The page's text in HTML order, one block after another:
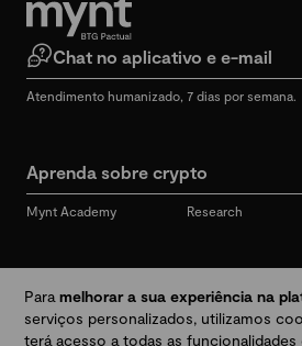
Aprenda sobre crypto
Mynt Academy Research
Chat no aplicativo e e-mail
Atendimento humanizado, 7 dias por semana.
Redes sociais
Paramelhorar a sua experiência na
serviços personalizados, utilizamos
terá acesso a todas as